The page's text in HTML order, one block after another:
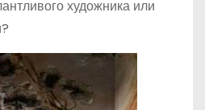
художника или